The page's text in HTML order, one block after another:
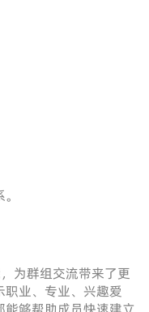
为群组交流带来了更
业、专业、兴趣爱